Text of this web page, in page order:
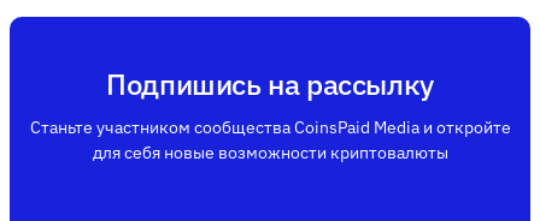
Подпишись на рассылку
Станьте участником сообщества CoinsPaid Media и откройте
для себя новые возможности криптовалюты